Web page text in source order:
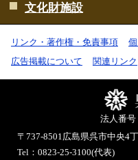
文化財施設
リンク・著作権・免責事項
広告掲載について
関連リンク
法人番
〒737-8501広島県呉市中央4
Tel：0823-25-3100(代表)